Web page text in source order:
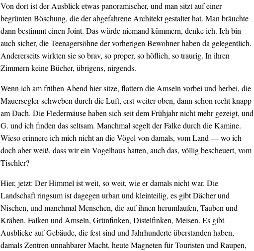
Von dort ist der Ausblick etwas panoramischer, und man sitzt auf einer
begrünten Böschung, die der abgefahrene Architekt gestaltet hat. Man bräuchte
dann bestimmt einen Joint. Das würde niemand kümmern, denke ich. Ich bin
auch sicher, die Teenagersöhne der vorherigen Bewohner haben da gelegentlich.
Andererseits wirkten sie so brav, so proper, so höflich, so traurig. In ihren
Zimmern keine Bücher, übrigens, nirgends.
Wenn ich am frühen Abend hier sitze, flattern die Amseln vorbei und herbei, die
Mauersegler schweben durch die Luft, erst weiter oben, dann schon recht knapp
am Dach. Die Fledermäuse haben sich seit dem Frühjahr nicht mehr gezeigt, und
G. und ich finden das seltsam. Manchmal segelt der Falke durch die Kamine.
Wieso erinnere ich mich nicht an die Vögel von damals, vom Land — wo ich
doch aber weiß, dass wir ein Vogelhaus hatten, auch das, völlig bescheuert, vom
Tischler?
Hier, jetzt: Der Himmel ist weit, so weit, wie er damals nicht war. Die
Landschaft ringsum ist dagegen urban und kleinteilig, es gibt Dächer und
Nischen, und manchmal Menschen, die auf ihnen herumlaufen, Tauben und
Krähen, Falken und Amseln, Grünfinken, Distelfinken, Meisen. Es gibt
Ausblicke auf Gebäude, die fest sind und Jahrhunderte überstanden haben,
damals Zentren unnahbarer Macht, heute Magneten für Touristen und Raupen,